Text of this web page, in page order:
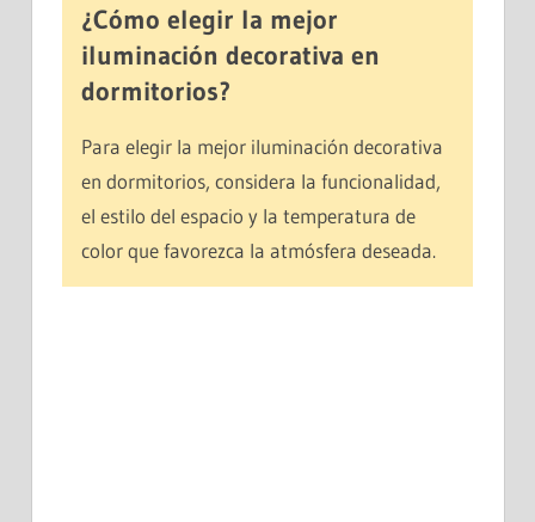
¿Cómo elegir la mejor
iluminación decorativa en
dormitorios?
Para elegir la mejor iluminación decorativa
en dormitorios, considera la funcionalidad,
el estilo del espacio y la temperatura de
color que favorezca la atmósfera deseada.